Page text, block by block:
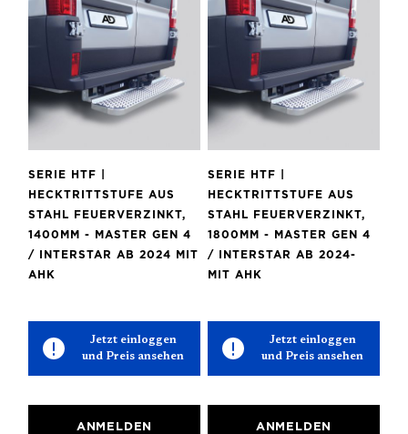
SERIE HTF |
HECKTRITTSTUFE AUS
STAHL FEUERVERZINKT,
1400MM - MASTER GEN 4
/ INTERSTAR AB 2024 MIT
AHK
Jetzt einloggen
und Preis ansehen
ANMELDEN
SERIE HTF |
HECKTRITTSTUFE AUS
STAHL FEUERVERZINKT,
1800MM - MASTER GEN 4
/ INTERSTAR AB 2024-
MIT AHK
Jetzt einloggen
und Preis ansehen
ANMELDEN